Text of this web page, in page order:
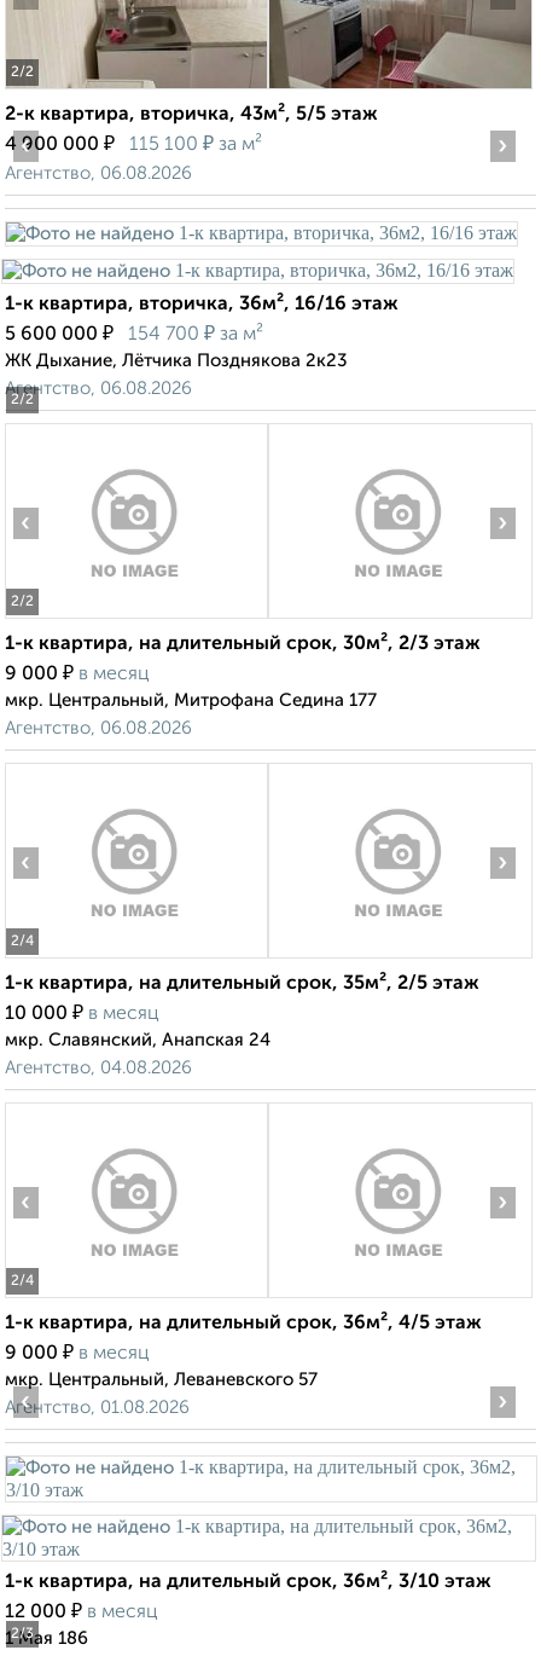
2/2
2-к квартира, вторичка, 43м², 5/5 этаж
4 900 000 ₽ 115 100 ₽ за м²
Агентство, 06.08.2026
2/2
‹ ›
1-к квартира, вторичка, 36м², 16/16 этаж
5 600 000 ₽ 154 700 ₽ за м²
ЖК Дыхание, Лётчика Позднякова 2к23
Агентство, 06.08.2026
2/2
‹ ›
1-к квартира, на длительный срок, 30м², 2/3 этаж
9 000 ₽ в месяц
мкр. Центральный, Митрофана Седина 177
Агентство, 06.08.2026
2/4
‹ ›
1-к квартира, на длительный срок, 35м², 2/5 этаж
10 000 ₽ в месяц
мкр. Славянский, Анапская 24
Агентство, 04.08.2026
2/4
‹ ›
1-к квартира, на длительный срок, 36м², 4/5 этаж
9 000 ₽ в месяц
мкр. Центральный, Леваневского 57
Агентство, 01.08.2026
2/3
‹ ›
1-к квартира, на длительный срок, 36м², 3/10 этаж
12 000 ₽ в месяц
1 Мая 186